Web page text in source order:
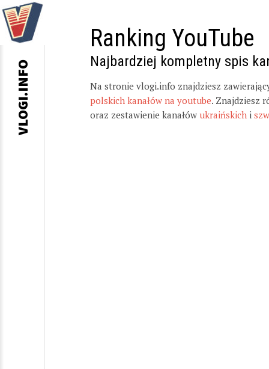
Ranking YouTube
Najbardziej kompletny spis
Na stronie vlogi.info znajdziesz
polskich kanałów na youtube. Znajdziesz
oraz zestawienie kanałów ukraińskich i
VLOGI.INFO